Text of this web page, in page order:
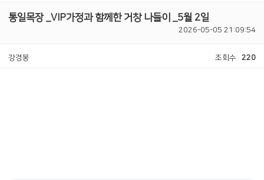
통일목장 _VIP가정과 함께한 거창 나들이 _5월 2일
2026-05-05 21:09:54
강경봉 조회수 220